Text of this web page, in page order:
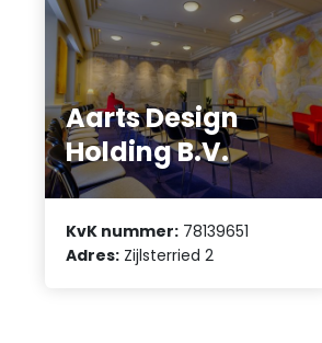
Aarts Design
Holding B.V.
KvK nummer: 78139651
Adres: Zijlsterried 2